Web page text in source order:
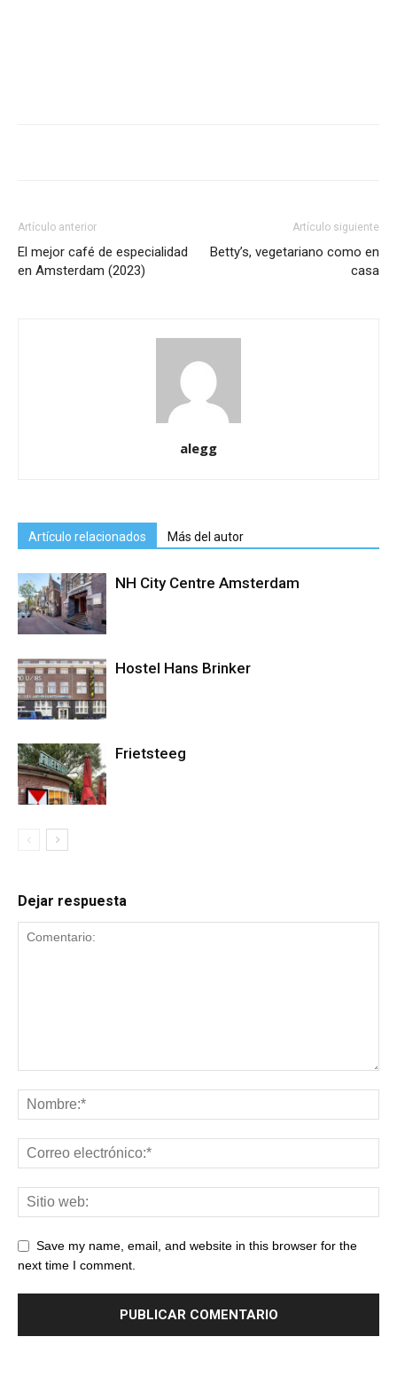
Artículo anterior
El mejor café de especialidad
en Amsterdam (2023)
Artículo siguiente
Betty’s, vegetariano como en
casa
alegg
Artículo relacionados Más del autor
NH City Centre Amsterdam
Hostel Hans Brinker
Frietsteeg
Dejar respuesta
Save my name, email, and website in this browser for the
next time I comment.